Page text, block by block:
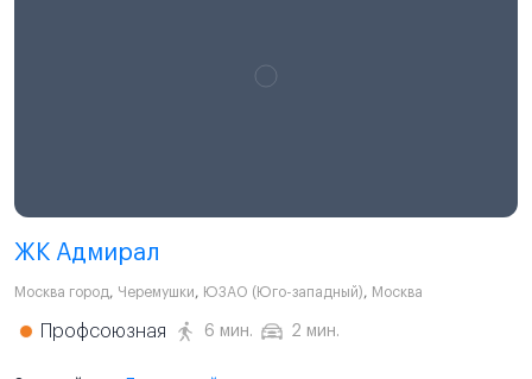
ЖК Адмирал
Москва город, Черемушки, ЮЗАО (Юго-западный), Москва
Профсоюзная 6 мин. 2 мин.